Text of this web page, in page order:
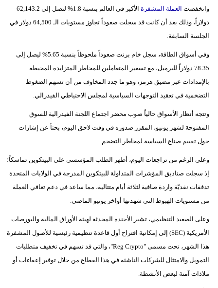
سيارات
وانخفضت العملة المشفرة
الأكبر في العالم بنسبة 1.8% لتصل إلى 62,143.2
دولاراً، وذلك بعد أن كانت قد سجلت صعوداً تجاوز مستويات الـ 64,500 دولار في
الجلسة السابقة.
وفي أسواق الطاقة، سجل خام برنت صعوداً ملحوظاً بنسبة 5.65% ليصل إلى
78.35 دولاراً للبرميل، مع تسعير المتعاملين للمخاطر المتزايدة المحيطة
بالإمدادات عبر مضيق هرمز، وهو ما جدد المخاوف من أن تسهم الضغوط
التضخمية في تعقيد التوجهات السياسية لمجلس الاحتياطي الفيدرالي.
وتتجه أنظار الأسواق حالياً صوب محضر اجتماع اللجنة الفيدرالية للسوق
المفتوحة لشهر يونيو، المقرر صدوره في وقت لاحق اليوم، بحثاً عن إشارات
حول تقييم صناع السياسة لمخاطر التضخم.
وعلى الرغم من تراجعات اليوم، أظهر الطلب المؤسسي على البيتكوين تماسكاً؛
إذ سجلت صناديق المؤشرات المتداولة للبيتكوين المدرجة في الولايات المتحدة
تدفقات نقديّة واردة صافية لثلاثة أيام متتالية، مما ساعد في دعم تعافي العملة
من مستويات الهبوط التي شهدتها أواخر يونيو الماضي.
وعلى الصعيد التنظيمي، تشير الأجندة المحدثة لهيئة الأوراق المالية والبورصات
الأمريكية (SEC) إلى إمكانية اقتراح أول قاعدة تنظيمية رئيسية للأصول المشفرة
هذا الشهر، تحت مسمى "Reg Crypto"، والتي قد تسهم في تخفيف متطلبات
التمويل والامتثال للشركات الناشئة في هذا القطاع من خلال توفير إعفاءات أو
ملاذات آمنة لبعض الأنشطة.